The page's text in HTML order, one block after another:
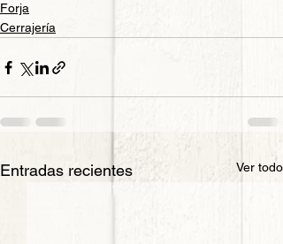
Forja
Cerrajería
Entradas recientes Ver todo